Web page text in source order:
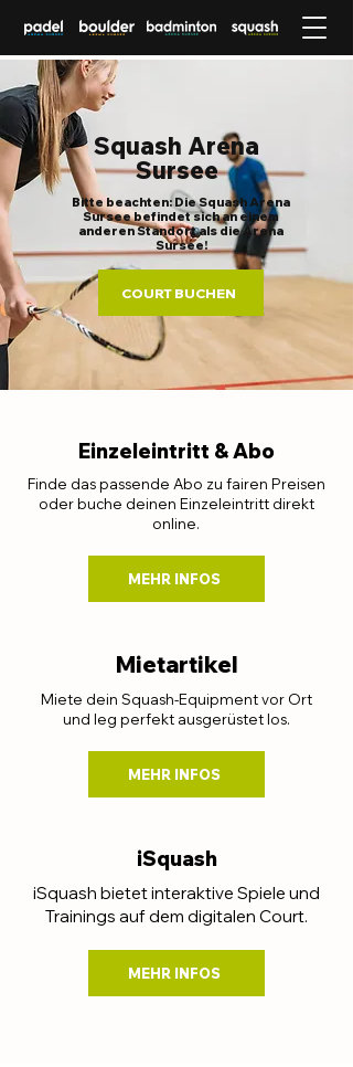
Squash Arena
Sursee
Bitte beachten: Die Squash Arena
Sursee befindet sich an einem
anderenStandortals die Arena
Sursee!
COURT BUCHEN
Einzeleintritt & Abo
Finde das passende Abo zu fairen Preisen
oder buche deinen Einzeleintritt direkt
online.
MEHR INFOS
Mietartikel
Miete dein Squash-Equipment vor Ort
und leg perfekt ausgerüstet los.
MEHR INFOS
iSquash
iSquash bietet interaktive Spiele und
Trainings auf dem digitalen Court.
MEHR INFOS